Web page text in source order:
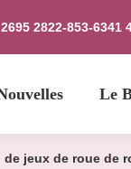
2822-853-6341
Le
jeux de roue de